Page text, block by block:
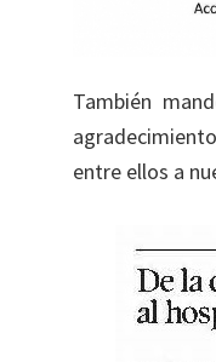
También
entre ellos a